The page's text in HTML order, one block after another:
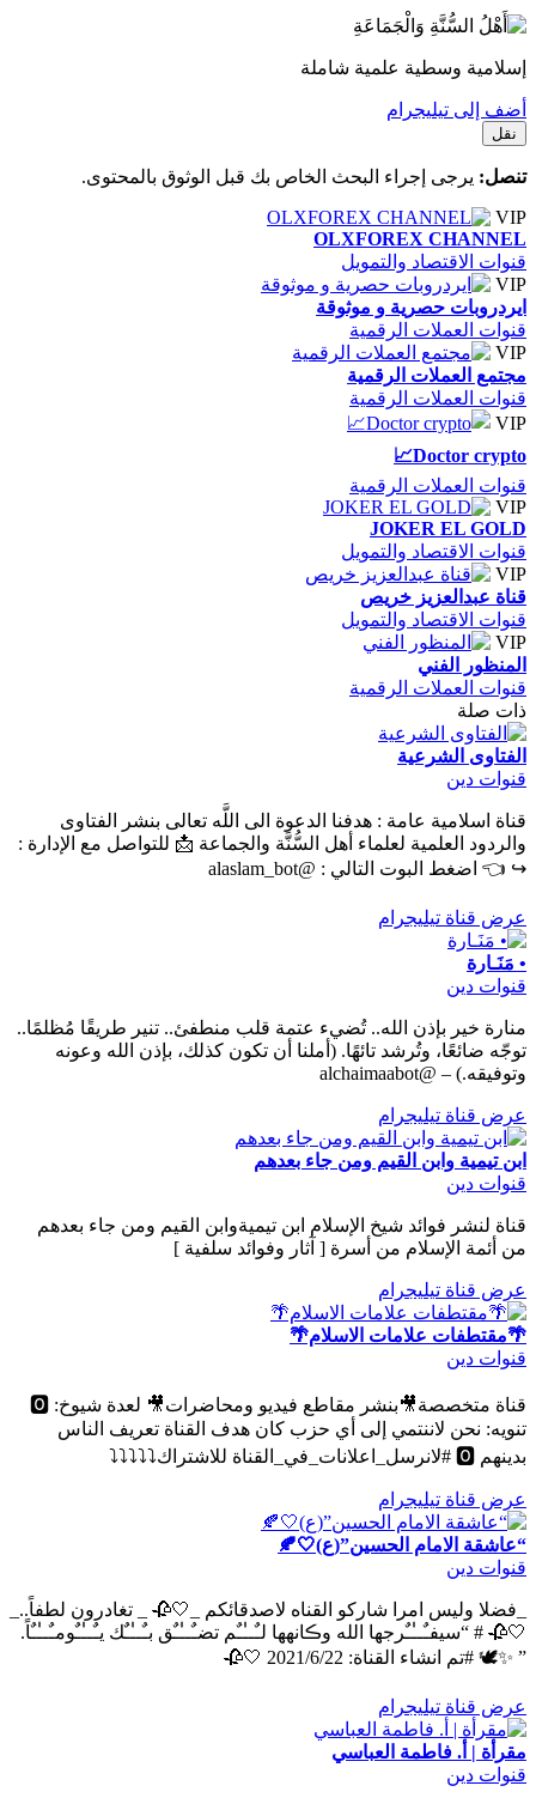
إسلامية وسطية علمية شاملة
أضف إلى تيليجرام
نقل
تنصل: يرجى إجراء البحث الخاص بك قبل الوثوق بالمحتوى.
VIP
OLXFOREX CHANNEL
قنوات الاقتصاد والتمويل
VIP
ايردروبات حصرية و موثوقة
قنوات العملات الرقمية
VIP
مجتمع العملات الرقمية
قنوات العملات الرقمية
VIP
Doctor crypto📈
قنوات العملات الرقمية
VIP
JOKER EL GOLD
قنوات الاقتصاد والتمويل
VIP
قناة عبدالعزيز خريص
قنوات الاقتصاد والتمويل
VIP
المنظور الفني
قنوات العملات الرقمية
ذات صلة
الفتاوى الشرعية
قنوات دين
قناة اسلامية عامة : هدفنا الدعوة الى اللَّه تعالى بنشر الفتاوى
والردود العلمية لعلماء أهل السُّنَّة والجماعة 📩 للتواصل مع الإدارة :
↪ 👈 اضغط البوت التالي : @alaslam_bot
عرض قناة تيليجرام
• مَنَـارة
قنوات دين
منارة خير بإذن الله.. تُضيء عتمة قلب منطفئ.. تنير طريقًا مُظلمًا..
توجّه ضائعًا، وتُرشد تائهًا. (أملنا أن تكون كذلك، بإذن الله وعونه
وتوفيقه.) – @alchaimaabot
عرض قناة تيليجرام
ابن تيمية وابن القيم ومن جاء بعدهم
قنوات دين
قناة لنشر فوائد شيخ الإسلام ابن تيميةوابن القيم ومن جاء بعدهم
من أئمة الإسلام من أسرة [ آثار وفوائد سلفية ]
عرض قناة تيليجرام
🌴مقتطفات علامات الاسلام🌴
قنوات دين
قناة متخصصة🎥بنشر مقاطع فيديو ومحاضرات🎥 لعدة شيوخ: 🅾
تنويه: نحن لاننتمي إلى أي حزب كان هدف القناة تعريف الناس
بدينهم 🅾 #لانرسل_اعلانات_في_القناة للاشتراك⤵️⤵️⤵️⤵️⤵
عرض قناة تيليجرام
“عاشقة الامام الحسين”(ع)🤍🍂
قنوات دين
_فضلا وليس امرا شاركو القناه لاصدقائكم _🤍🥀 _ تغادرون لطفاً.._
🤍🥀 # “سيفـٌــٰٰـٌرجها الله وڪانهها لـٌــٰٰـٌم تضـٌــٰٰـٌق بـٌــٰٰـٌك يـٌــٰٰـٌومـٌــٰٰـٌاً.
” ✨🕊 #تم انشاء القناة: 2021/6/22 🤍🥀
عرض قناة تيليجرام
مقرأة | أ. فاطمة العباسي
قنوات دين